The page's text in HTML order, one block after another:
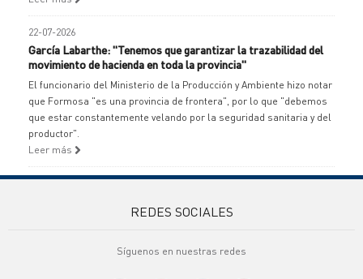
22-07-2026
García Labarthe: "Tenemos que garantizar la trazabilidad del
movimiento de hacienda en toda la provincia"
El funcionario del Ministerio de la Producción y Ambiente hizo notar
que Formosa "es una provincia de frontera", por lo que "debemos
que estar constantemente velando por la seguridad sanitaria y del
productor".
Leer más
REDES SOCIALES
Síguenos en nuestras redes